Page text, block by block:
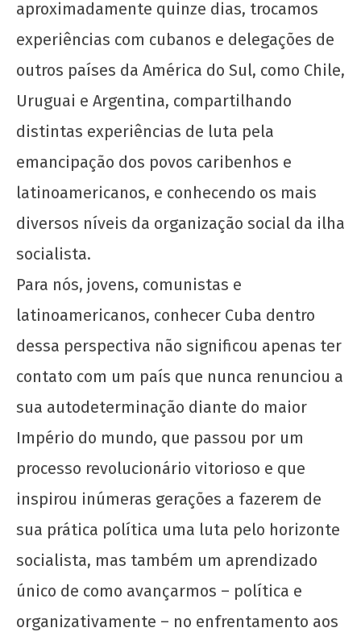
wp-
Saudação à UJC de Cuba pelo seu 64º
aniversário
de
abril
de
2020
admin
Toda solidariedade ao povo libanês e a sua
juventude em luta
11
abril
de
wp-
admin
aproximadamente quinze dias, trocamos
experiências com cubanos e delegações de
outros países da América do Sul, como Chile,
Uruguai e Argentina, compartilhando
distintas experiências de luta pela
emancipação dos povos caribenhos e
latinoamericanos, e conhecendo os mais
diversos níveis da organização social da ilha
socialista.
Para nós, jovens, comunistas e
latinoamericanos, conhecer Cuba dentro
dessa perspectiva não significou apenas ter
contato com um país que nunca renunciou a
sua autodeterminação diante do maior
Império do mundo, que passou por um
processo revolucionário vitorioso e que
inspirou inúmeras gerações a fazerem de
sua prática política uma luta pelo horizonte
socialista, mas também um aprendizado
único de como avançarmos – política e
organizativamente – no enfrentamento aos